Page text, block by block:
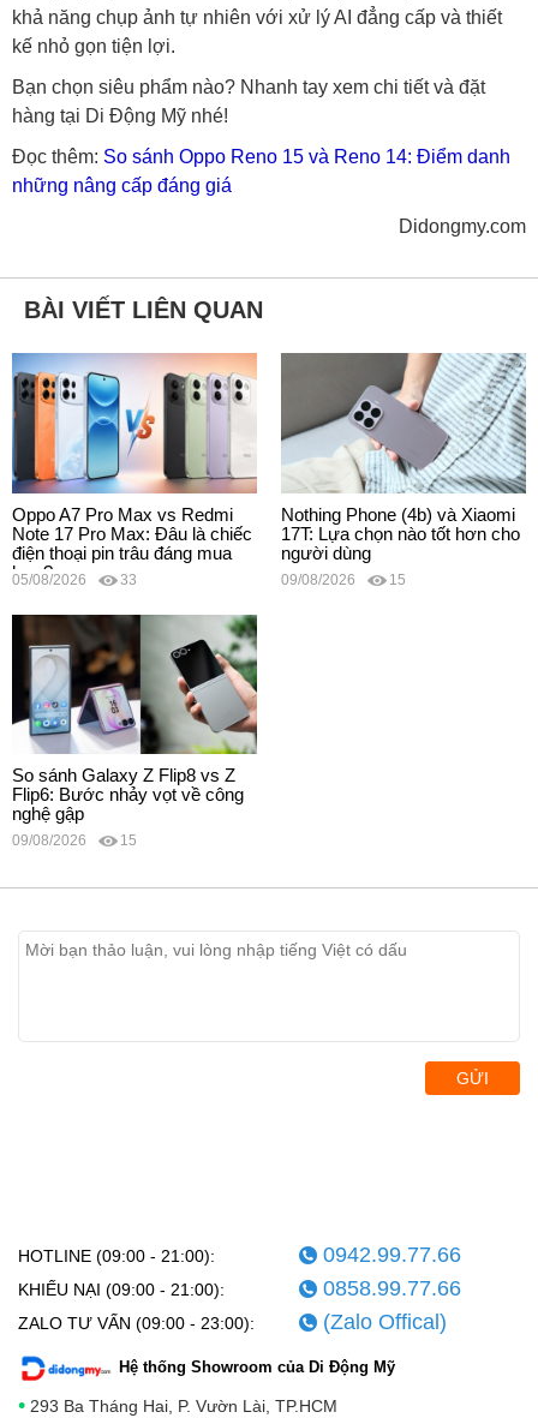
khả năng chụp ảnh tự nhiên với xử lý AI đẳng cấp và thiết
kế nhỏ gọn tiện lợi.
Bạn chọn siêu phẩm nào? Nhanh tay xem chi tiết và đặt
hàng tại Di Động Mỹ nhé!
Đọc thêm: So sánh Oppo Reno 15 và Reno 14: Điểm danh
những nâng cấp đáng giá
Didongmy.com
BÀI VIẾT LIÊN QUAN
Oppo A7 Pro Max vs Redmi
Note 17 Pro Max: Đâu là chiếc
điện thoại pin trâu đáng mua
hơn?
05/08/2026 33
Nothing Phone (4b) và Xiaomi
17T: Lựa chọn nào tốt hơn cho
người dùng
09/08/2026 15
So sánh Galaxy Z Flip8 vs Z
Flip6: Bước nhảy vọt về công
nghệ gập
09/08/2026 15
GỬI
HOTLINE (09:00 - 21:00): 0942.99.77.66
KHIẾU NẠI (09:00 - 21:00): 0858.99.77.66
ZALO TƯ VẤN (09:00 - 23:00): (Zalo Offical)
Hệ thống Showroom của Di Động Mỹ
• 293 Ba Tháng Hai, P. Vườn Lài, TP.HCM